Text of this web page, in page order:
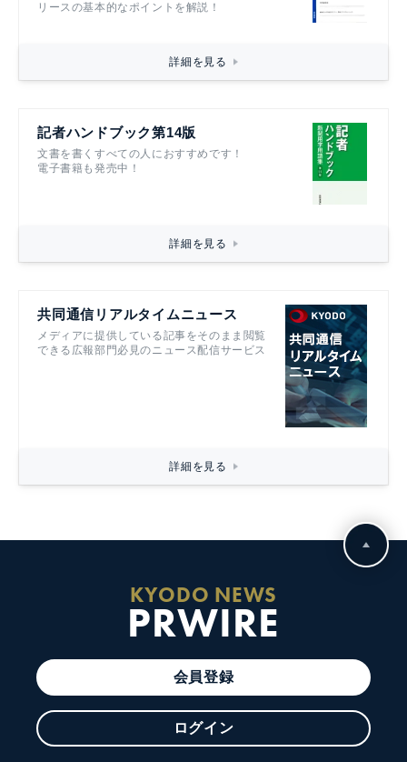
リースの基本的なポイントを解説！
詳細を見る
記者ハンドブック第14版
文書を書くすべての人におすすめです！
電子書籍も発売中！
詳細を見る
共同通信リアルタイムニュース
メディアに提供している記事をそのまま閲覧
できる広報部門必見のニュース配信サービス
詳細を見る
KYODO NEWS
PRWIRE
会員登録
ログイン